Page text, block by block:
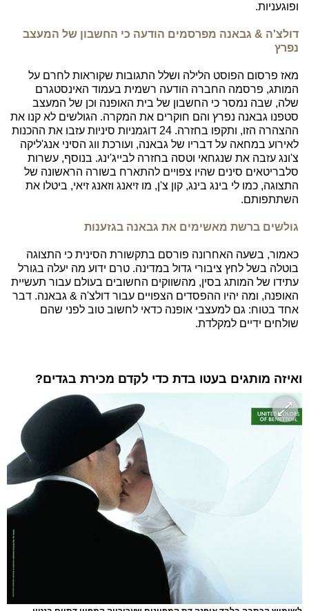
ופוגעניות.
דולצ'ה & גבאנה מפרסמים הודעה כי החשבון של המעצב
נפרץ
מאז פרסום הפוסט הלילה ושלל התגובות שקוראות לחרם על
המותג, פרסמה החברה הודעה רשמית בעמוד האינסטגרם
שלה, שבה נמסר כי החשבון של בית האופנה וכן של המעצב
סטפנו גבאנה נפרץ והם חוקרים את המקרה. הגולשים לא קנו את
ההצהרה הזו, ותקפו בחזרה. 24 דוגמניות סיניות עזבו את ההכנות
לאירוע במחאה על דבריו של גבאנה, ועורכת ווג הסיני אנג'ליקה
צ'ונג עזבה את שנגחאי וטסה בחזרה לבייג'ינג. בנוסף, עשרות
סלבריטאים סינים שהיו צפויים להתארח בשורה הראשונה של
התצוגה, כמו לי בינג בינג, קון צ'ן, מו זיאנג וזאנג זיאי, ביטלו את
השתתפותם.
גולשים ברשת מאשימים את גבאנה בגזענות
כאמור, בשעה האחרונה פורסם בתקשורת הסינית כי התצוגה
בוטלה בשל לחץ ציבורי גדול במדינה. טרם ידוע מה יעלה בגורל
עתידו של המותג בסין, מהשווקים החשובים בעולם עבור תעשיית
האופנה, ומה יהיו ההפסדים הצפויים עבור דולצ'ה & גבאנה. דבר
אחד בטוח: גם למעצבי אופנה כדאי לחשוב טוב לפני שהם
שולחים ידיים למקלדת.
ואיזה מותגים בעטו בדת כדי לקדם מכירת בגדים?